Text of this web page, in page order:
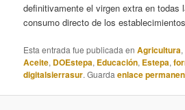
definitivamente el virgen extra en todas
consumo directo de los
Esta entrada fue publicada enAgricultura,
Aceite, DOEstepa, Educación, Estepa,
digitalsierrasur. Guardaenlace